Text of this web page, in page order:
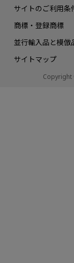
サイトのご利用条
商標・登録商標
並行輸入品と模倣
サイトマップ
Copyright